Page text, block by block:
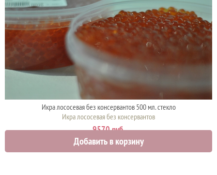
Икра лососевая без консервантов 500 мл. стекло
Икра лососевая без консервантов
9570 руб.
Добавить в корзину